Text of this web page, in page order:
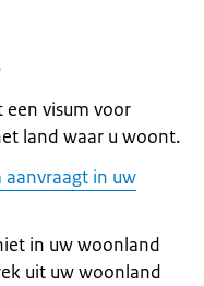
visum voor
land waar u woont.
aanvraagt in uw
in uw woonland
uit uw woonland